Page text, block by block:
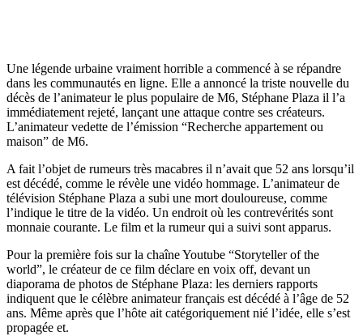
Une légende urbaine vraiment horrible a commencé à se répandre
dans les communautés en ligne. Elle a annoncé la triste nouvelle du
décès de l’animateur le plus populaire de M6, Stéphane Plaza il l’a
immédiatement rejeté, lançant une attaque contre ses créateurs.
L’animateur vedette de l’émission “Recherche appartement ou
maison” de M6.
A fait l’objet de rumeurs très macabres il n’avait que 52 ans lorsqu’il
est décédé, comme le révèle une vidéo hommage. L’animateur de
télévision Stéphane Plaza a subi une mort douloureuse, comme
l’indique le titre de la vidéo. Un endroit où les contrevérités sont
monnaie courante. Le film et la rumeur qui a suivi sont apparus.
Pour la première fois sur la chaîne Youtube “Storyteller of the
world”, le créateur de ce film déclare en voix off, devant un
diaporama de photos de Stéphane Plaza: les derniers rapports
indiquent que le célèbre animateur français est décédé à l’âge de 52
ans. Même après que l’hôte ait catégoriquement nié l’idée, elle s’est
propagée et.